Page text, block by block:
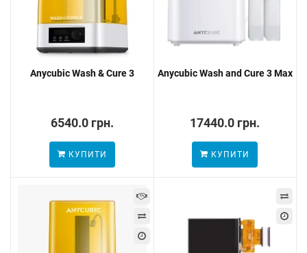
Anycubic Wash & Cure 3
6540.0 грн.
КУПИТИ
Anycubic Wash and Cure 3 Max
17440.0 грн.
КУПИТИ